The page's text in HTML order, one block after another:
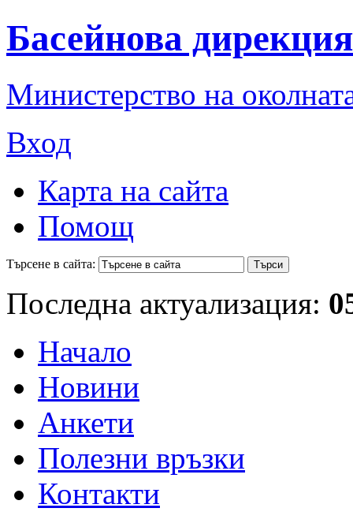
Басейнова
Министерство на
Вход
Карта на сайта
Помощ
Търсене в сайта:
Последна актуализация:
Начало
Новини
Анкети
Полезни връзки
Контакти